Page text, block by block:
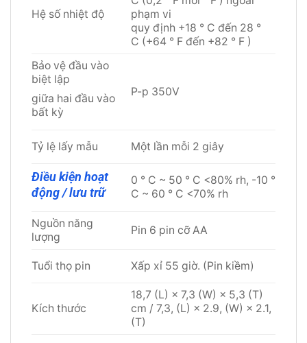
Hệ số nhiệt độ
phạm vi
quy định +18 ° C đến 28 °
C (+64 ° F đến +82 ° F )
Bảo vệ đầu vào
biệt lập
giữa hai đầu vào
bất kỳ
P-p 350V
Tỷ lệ lấy mẫu Một lần mỗi 2 giây
Điều kiện hoạt
động / lưu trữ
0 ° C ~ 50 ° C <80% rh, -10 °
C ~ 60 ° C <70% rh
Nguồn năng
lượng
Pin 6 pin cỡ AA
Tuổi thọ pin Xấp xỉ 55 giờ. (Pin kiềm)
Kích thước
18,7 (L) × 7,3 (W) × 5,3 (T)
cm / 7,3, (L) × 2.9, (W) × 2.1,
(T)